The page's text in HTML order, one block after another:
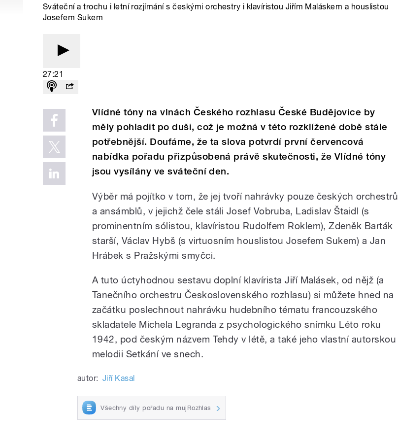
Sváteční a trochu i letní rozjímání s českými orchestry i klavíristou Jiřím Maláskem a houslistou
Josefem Sukem
27:21
Vlídné tóny na vlnách Českého rozhlasu České Budějovice by
měly pohladit po duši, což je možná v této rozklížené době stále
potřebnější. Doufáme, že ta slova potvrdí první červencová
nabídka pořadu přizpůsobená právě skutečnosti, že Vlídné tóny
jsou vysílány ve sváteční den.
Výběr má pojítko v tom, že jej tvoří nahrávky pouze českých orchestrů
a ansámblů, v jejichž čele stáli Josef Vobruba, Ladislav Štaidl (s
prominentním sólistou, klavíristou Rudolfem Roklem), Zdeněk Barták
starší, Václav Hybš (s virtuosním houslistou Josefem Sukem) a Jan
Hrábek s Pražskými smyčci.
A tuto úctyhodnou sestavu doplní klavírista Jiří Malásek, od nějž (a
Tanečního orchestru Československého rozhlasu) si můžete hned na
začátku poslechnout nahrávku hudebního tématu francouzského
skladatele Michela Legranda z psychologického snímku Léto roku
1942, pod českým názvem Tehdy v létě, a také jeho vlastní autorskou
melodii Setkání ve snech.
autor: Jiří Kasal
Všechny díly pořadu na mujRozhlas